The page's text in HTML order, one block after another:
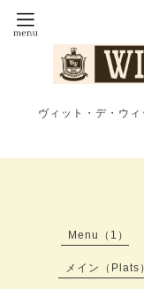
ヴィット・デ・ウ
Menu（1）
メイン（Plats